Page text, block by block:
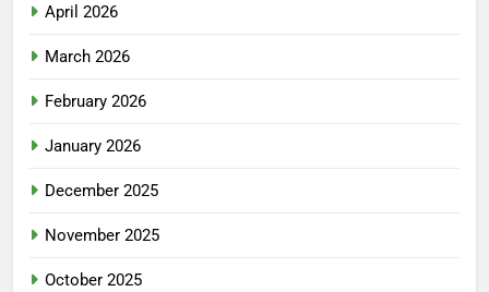
April 2026
March 2026
February 2026
January 2026
December 2025
November 2025
October 2025